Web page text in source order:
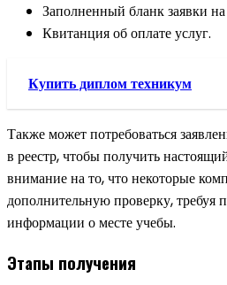
Заполненный бланк заявки на
Квитанция об оплате услуг.
Купить диплом техникум
Также может потребоваться
в реестр, чтобы получить
внимание на то, что некоторые
дополнительную проверку, требуя
информации о месте учебы.
Этапы получения